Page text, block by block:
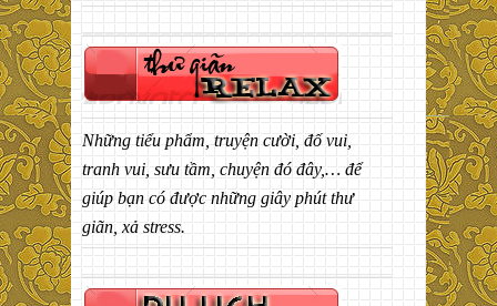
Những tiểu phẩm, truyện cười, đố vui,
tranh vui, sưu tầm, chuyện đó đây,… để
giúp bạn có được những giây phút thư
giãn, xả stress.